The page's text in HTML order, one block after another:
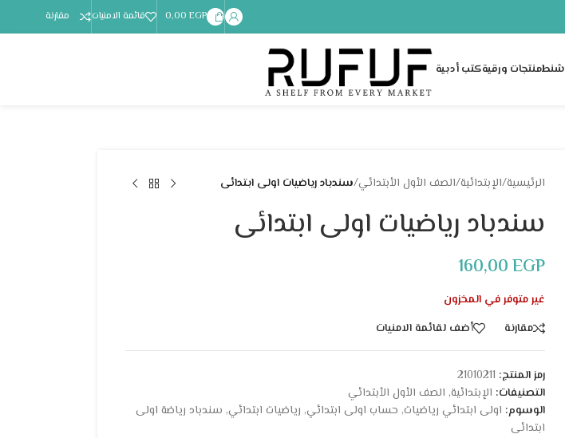
0,00EGP قائمة الامنيات مقارنة
شنطمنتجات ورقيةكتب أدبية
الرئيسية/الإبتدائية/الصف الأول الأبتدائي/سندباد رياضيات اولى ابتدائى
سندباد رياضيات اولى ابتدائى
160,00EGP
غير متوفر في المخزون
مقارنة
أضف لقائمة الامنيات
رمز المنتج: 21010211
التصنيفات: الإبتدائية, الصف الأول الأبتدائي
الوسوم: اولى ابتدائي رياضيات, حساب اولى ابتدائي, رياضيات ابتدائي, سندباد رياضة اولى
ابتدائى